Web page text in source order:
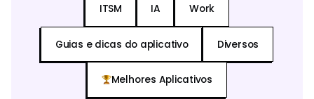
ITSM IA Work
Guias e dicas do aplicativo Diversos
Melhores Aplicativos